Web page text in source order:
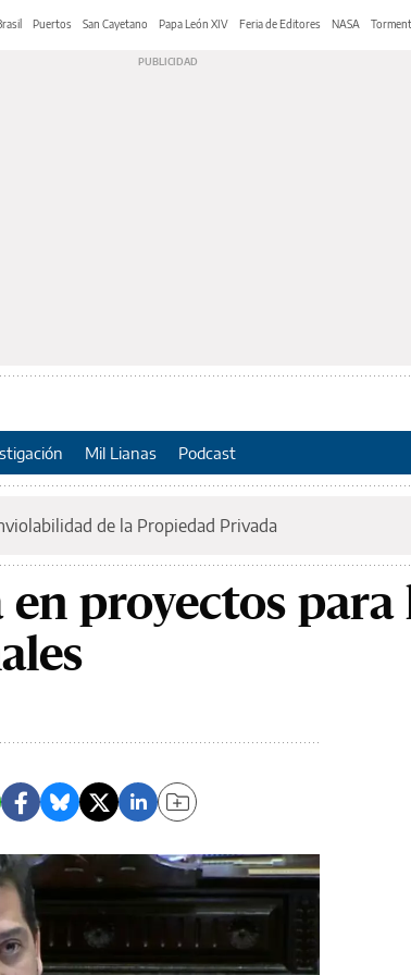
Puertos San Cayetano Papa León XIV Feria de Editores NASA
Mil Lianas Podcast
de la Propiedad Privada
proyectos para